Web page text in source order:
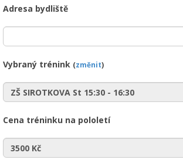
Adresa bydliště
Vybraný trénink (změnit)
Cena tréninku na pololetí